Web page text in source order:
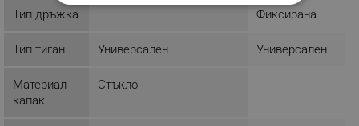
Тип дръжка Фиксирана
Тип тиган Универсален Универсален
Материал
капак
Стъкло
СТРОГО НЕОБХОДИМО